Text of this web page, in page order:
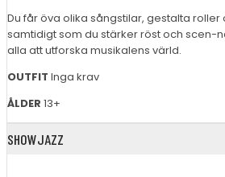
Du får öva olika sångstilar, gestalta
samtidigt som du stärker röst och scen-
alla att utforska musikalens värld.
OUTFIT Inga krav
ÅLDER 13+
SHOWJAZZ